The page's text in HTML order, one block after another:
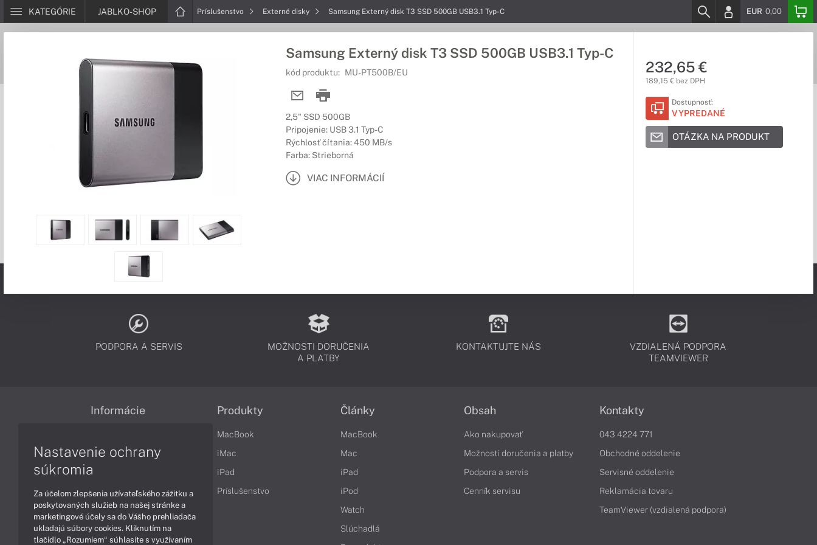
KATEGÓRIE JABLKO-SHOP Príslušenstvo Externé disky Samsung Externý disk T3 SSD 500GB USB3.1 Typ-C EUR 0,00
Samsung Externý disk T3 SSD 500GB USB3.1 Typ-C
kód produktu: MU-PT500B/EU
2,5" SSD 500GB
Pripojenie: USB 3.1 Typ-C
Rýchlosť čítania: 450 MB/s
Farba: Strieborná
VIAC INFORMÁCIÍ
232,65 €
189,15 € bez DPH
Dostupnosť:
VYPREDANÉ
OTÁZKA NA PRODUKT
PODPORA A SERVIS
MOŽNOSTI DORUČENIA
A PLATBY
KONTAKTUJTE NÁS
VZDIALENÁ PODPORA
TEAMVIEWER
Informácie
Reklamačné podmienky
Ochrana osobných údajov
Vrátenie tovaru
Vyhlásenie o prístupnosti
Cookies
Produkty
MacBook
iMac
iPad
Príslušenstvo
Články
MacBook
Mac
iPad
iPod
Watch
Slúchadlá
Obsah
Ako nakupovať
Možnosti doručenia a platby
Podpora a servis
Cenník servisu
Kontakty
043 4224 771
Obchodné oddelenie
Servisné oddelenie
Reklamácia tovaru
TeamViewer (vzdialená podpora)
Nastavenie ochrany
súkromia
Za účelom zlepšenia užívateľského zážitku a
poskytovaných služieb na našej stránke a
marketingové účely sa do Vášho prehliadača
ukladajú súbory cookies. Kliknutím na
tlačidlo „Rozumiem“ súhlasíte s využívaním